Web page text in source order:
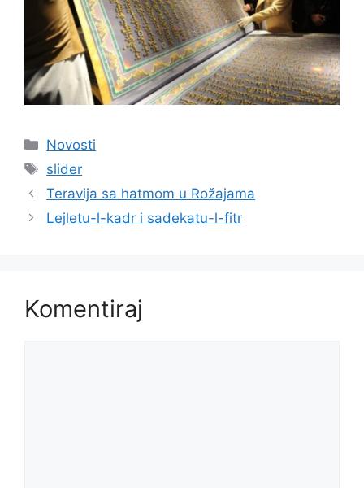
Kategorije
Novosti
Oznake
slider
Teravija sa hatmom u Rožajama
Lejletu-l-kadr i sadekatu-l-fitr
Komentiraj